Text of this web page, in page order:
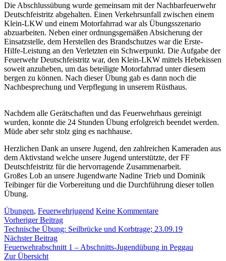
Die Abschlussübung wurde gemeinsam mit der Nachbarfeuerwehr
Deutschfeistritz abgehalten. Einen Verkehrsunfall zwischen einem
Klein-LKW und einem Motorfahrrad war als Übungsszenario
abzuarbeiten. Neben einer ordnungsgemäßen Absicherung der
Einsatzstelle, dem Herstellen des Brandschutzes war die Erste-
Hilfe-Leistung an den Verletzten ein Schwerpunkt. Die Aufgabe der
Feuerwehr Deutschfeistritz war, den Klein-LKW mittels Hebekissen
soweit anzuheben, um das beteiligte Motorfahrrad unter diesem
bergen zu können. Nach dieser Übung gab es dann noch die
Nachbesprechung und Verpflegung in unserem Rüsthaus.
Nachdem alle Gerätschaften und das Feuerwehrhaus gereinigt
wurden, konnte die 24 Stunden Übung erfolgreich beendet werden.
Müde aber sehr stolz ging es nachhause.
Herzlichen Dank an unsere Jugend, den zahlreichen Kameraden aus
dem Aktivstand welche unsere Jugend unterstützte, der FF
Deutschfeistritz für die hervorragende Zusammenarbeit.
Großes Lob an unsere Jugendwarte Nadine Trieb und Dominik
Teibinger für die Vorbereitung und die Durchführung dieser tollen
Übung.
Übungen, Feuerwehrjugend Keine Kommentarezu
Stunden
der
Beitragsnavigation
Vorheriger BeitragVorheriger
Beitrag:
Technische Übung: Seilbrücke und Korbtrage; 23.09.19
Nächster BeitragNächster
Beitrag:
Feuerwehrabschnitt 1 – Abschnitts-Jugendübung in Peggau
Zur Übersicht